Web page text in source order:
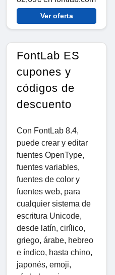
Ver oferta
FontLab ES
cupones y
códigos de
descuento
Con FontLab 8.4,
puede crear y editar
fuentes OpenType,
fuentes variables,
fuentes de color y
fuentes web, para
cualquier sistema de
escritura Unicode,
desde latín, cirílico,
griego, árabe, hebreo
e índico, hasta chino,
japonés, emoji,